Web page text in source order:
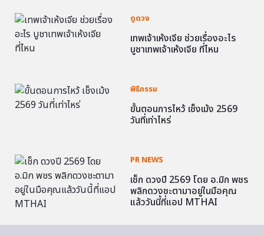
ดูดวง
เทพเจ้าเห้งเจีย ช่วยเรื่องอะไร
บูชาเทพเจ้าเห้งเจีย ที่ไหน
พิธีกรรม
ขั้นตอนการไหว้ เช็งเม้ง 2569
วันที่เท่าไหร่
PR NEWS
เช็ก ดวงปี 2569 โดย อ.มิก พชร
พลิกดวงชะตามาอยู่ในมือคุณ
แล้ววันนี้ที่แอป MTHAI